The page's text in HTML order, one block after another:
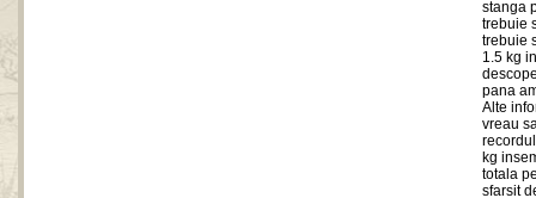
stanga
trebuie
trebuie
1.5 kg
pana
Alte
vreau
kg
totala
sfarsit